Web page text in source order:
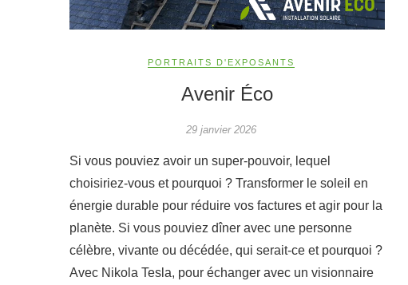
PORTRAITS D'EXPOSANTS
Avenir Éco
29 janvier 2026
Si vous pouviez avoir un super-pouvoir, lequel
choisiriez-vous et pourquoi ? Transformer le soleil en
énergie durable pour réduire vos factures et agir pour la
planète. Si vous pouviez dîner avec une personne
célèbre, vivante ou décédée, qui serait-ce et pourquoi ?
Avec Nikola Tesla, pour échanger avec un visionnaire